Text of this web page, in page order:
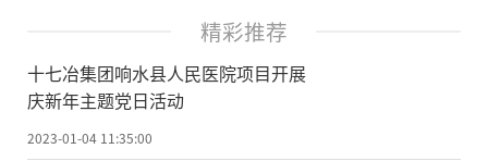
精彩推荐
十七冶集团响水县人民医院项目开展
庆新年主题党日活动
2023-01-04 11:35:00